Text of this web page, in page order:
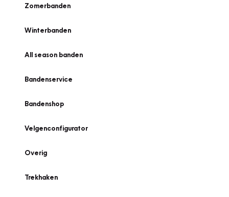
Zomerbanden
Winterbanden
All season banden
Bandenservice
Bandenshop
Velgenconfigurator
Overig
Trekhaken